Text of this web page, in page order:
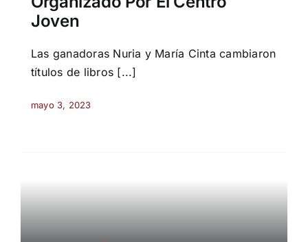
Joven
Las ganadoras Nuria y María Cinta cambiaron
títulos de libros [...]
mayo 3, 2023